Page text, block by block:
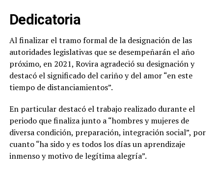
Dedicatoria
Al finalizar el tramo formal de la designación de las
autoridades legislativas que se desempeñarán el año
próximo, en 2021, Rovira agradeció su designación y
destacó el significado del cariño y del amor “en este
tiempo de distanciamientos”.
En particular destacó el trabajo realizado durante el
periodo que finaliza junto a “hombres y mujeres de
diversa condición, preparación, integración social”, por
cuanto “ha sido y es todos los días un aprendizaje
inmenso y motivo de legítima alegría”.